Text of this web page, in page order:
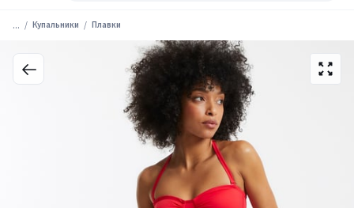
... Купальники Плавки